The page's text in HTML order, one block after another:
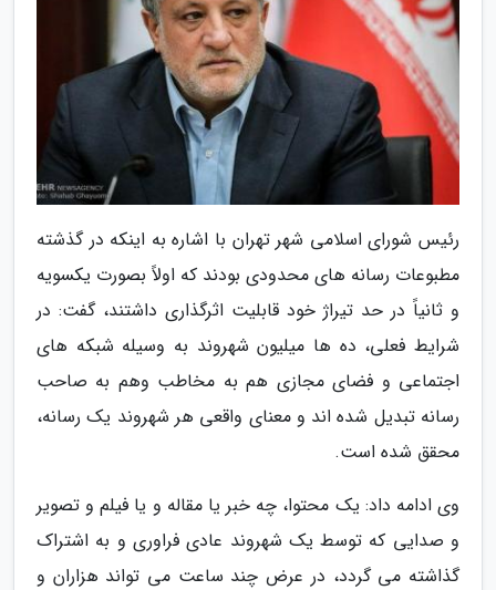
رئیس شورای اسلامی شهر تهران با اشاره به اینکه در گذشته
مطبوعات رسانه های محدودی بودند که اولاً بصورت یکسویه
و ثانیاً در حد تیراژ خود قابلیت اثرگذاری داشتند، گفت: در
شرایط فعلی، ده ها میلیون شهروند به وسیله شبکه های
اجتماعی و فضای مجازی هم به مخاطب وهم به صاحب
رسانه تبدیل شده اند و معنای واقعی هر شهروند یک رسانه،
محقق شده است.
وی ادامه داد: یک محتوا، چه خبر یا مقاله و یا فیلم و تصویر
و صدایی که توسط یک شهروند عادی فراوری و به اشتراک
گذاشته می گردد، در عرض چند ساعت می تواند هزاران و